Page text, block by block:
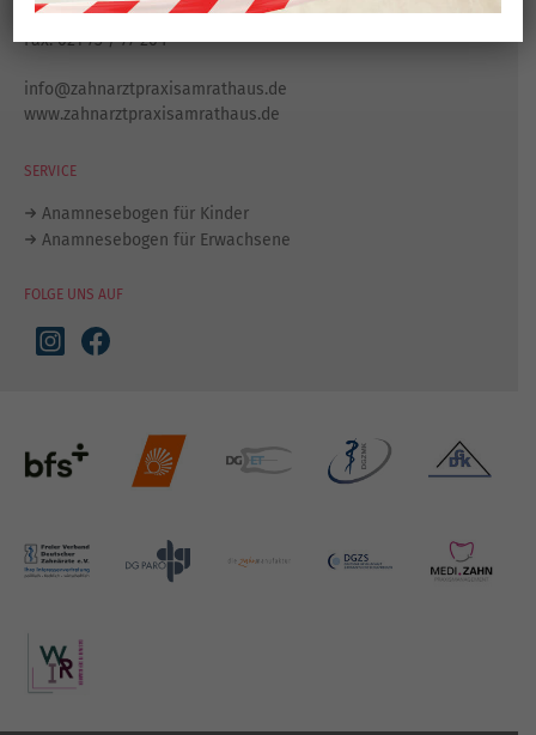
Tel.:021 73 / 80 444
Fax: 021 73 / 77 204
info@zahnarztpraxisamrathaus.de
www.zahnarztpraxisamrathaus.de
SERVICE
Anamnesebogen für Kinder
Anamnesebogen für Erwachsene
FOLGE UNS AUF